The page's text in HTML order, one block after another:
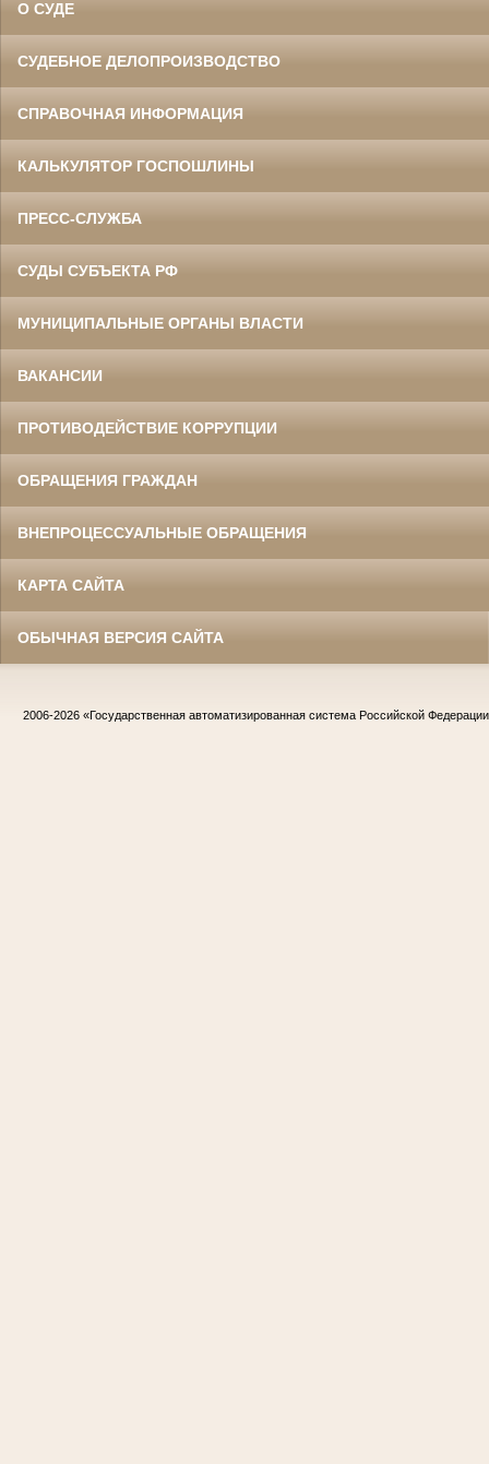
О СУДЕ
СУДЕБНОЕ ДЕЛОПРОИЗВОДСТВО
СПРАВОЧНАЯ ИНФОРМАЦИЯ
КАЛЬКУЛЯТОР ГОСПОШЛИНЫ
ПРЕСС-СЛУЖБА
СУДЫ СУБЪЕКТА РФ
МУНИЦИПАЛЬНЫЕ ОРГАНЫ ВЛАСТИ
ВАКАНСИИ
ПРОТИВОДЕЙСТВИЕ КОРРУПЦИИ
ОБРАЩЕНИЯ ГРАЖДАН
ВНЕПРОЦЕССУАЛЬНЫЕ ОБРАЩЕНИЯ
КАРТА САЙТА
ОБЫЧНАЯ ВЕРСИЯ САЙТА
2006-2026 «Государственная автоматизированная система Российской